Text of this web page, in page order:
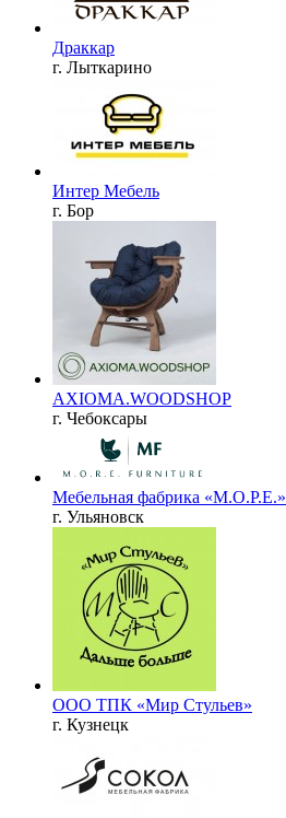
Драккар
г. Лыткарино
Интер Мебель
г. Бор
AXIOMA.WOODSHOP
г. Чебоксары
Мебельная фабрика «М.О.Р.Е.»
г. Ульяновск
ООО ТПК «Мир Стульев»
г. Кузнецк